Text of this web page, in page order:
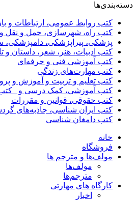
دسته‌بندی‌ها
کتب روابط عمومی، ارتباطات و
کتب راه، شهرسازی، حمل و نقل
پزشکی، پیراپزشکی،
کتب ادبیات، هنر، شعر، داستان و
کتب آموزشی فنی و حرفه‌ای
کتب مهارت‌های زندگی
کتب تعلیم و تربیت و آموزش و
کتب آموزشی، کمک درسی و
کتب حقوقی، قوانین و مقررات
کتب ایران شناسی، جاذبه‌های
کتب دامغان شناسی
خانه
فروشگاه
مولف‌ها و مترجم ها
مولف‌ها
مترجم‌ها
کارگاه های مهارتی
اخبار